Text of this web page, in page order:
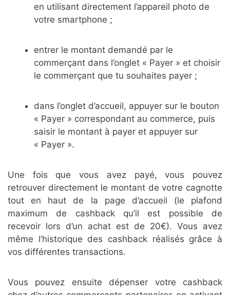
en utilisant directement l’appareil photo de
votre smartphone ;
entrer le montant demandé par le
commerçant dans l’onglet « Payer » et choisir
le commerçant que tu souhaites payer ;
dans l’onglet d’accueil, appuyer sur le bouton
« Payer » correspondant au commerce, puis
saisir le montant à payer et appuyer sur
« Payer ».
Une fois que vous avez payé, vous pouvez
retrouver directement le montant de votre cagnotte
tout en haut de la page d’accueil (le plafond
maximum de cashback qu’il est possible de
recevoir lors d’un achat est de 20€). Vous avez
même l’historique des cashback réalisés grâce à
vos différentes transactions.
Vous pouvez ensuite dépenser votre cashback